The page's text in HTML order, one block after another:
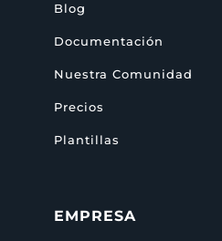
Blog
Documentación
Nuestra Comunidad
Precios
Plantillas
EMPRESA